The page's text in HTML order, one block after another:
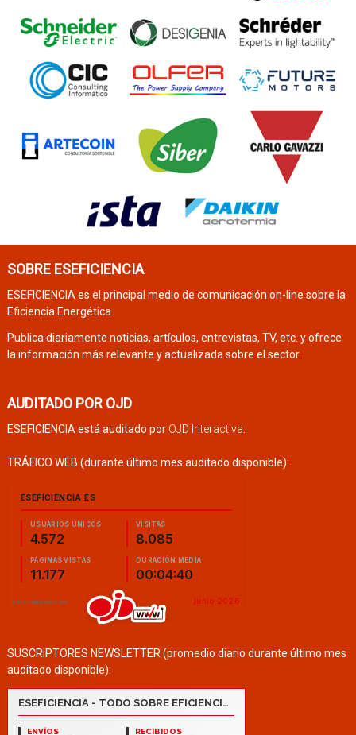
SOBRE ESEFICIENCIA
ESEFICIENCIA es el principal medio de comunicación on-line sobre la
Eficiencia Energética.
Publica diariamente noticias, artículos, entrevistas, TV, etc. y ofrece
la información más relevante y actualizada sobre el sector.
AUDITADO POR OJD
ESEFICIENCIA está auditado por OJD Interactiva.
TRÁFICO WEB (durante último mes auditado disponible):
SUSCRIPTORES NEWSLETTER (promedio diario durante último mes
auditado disponible):